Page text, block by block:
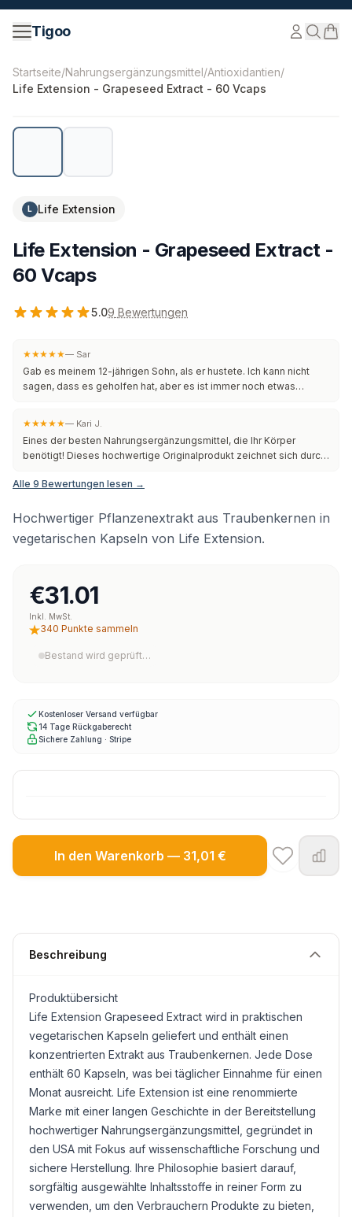
Zum Inhalt springen
Tigoo
©2026Nutri Nordic AB.Alle Rechte vorbehalten.
Startseite/Nahrungsergänzungsmittel/Antioxidantien/
Life Extension - Grapeseed Extract - 60 Vcaps
L Life Extension
Life Extension - Grapeseed Extract -
60 Vcaps
5.09 Bewertungen
★★★★★— Sar
Gab es meinem 12-jährigen Sohn, als er hustete. Ich kann nicht
sagen, dass es geholfen hat, aber es ist immer noch etwas
★★★★★— Kari J.
Eines der besten Nahrungsergänzungsmittel, die Ihr Körper
benötigt! Dieses hochwertige Originalprodukt zeichnet sich durch
spürbare Vorteile aus. Der Geschmack ist im Vergleich zu anderen
Gebrauch. Alle iHerb-Produkte sind 100 % authentisch – ich
Alle 9 Bewertungen lesen →
Hochwertiger Pflanzenextrakt aus Traubenkernen in
vegetarischen Kapseln von Life Extension.
€31.01
Inkl. MwSt.
340 Punkte sammeln
Bestand wird geprüft…
Kostenloser Versand verfügbar
14 Tage Rückgaberecht
Sichere Zahlung · Stripe
In den Warenkorb — 31,01 €
Beschreibung
Produktübersicht
Life Extension Grapeseed Extract wird in praktischen
vegetarischen Kapseln geliefert und enthält einen
konzentrierten Extrakt aus Traubenkernen. Jede Dose
enthält 60 Kapseln, was bei täglicher Einnahme für einen
Monat ausreicht. Life Extension ist eine renommierte
Marke mit einer langen Geschichte in der Bereitstellung
hochwertiger Nahrungsergänzungsmittel, gegründet in
den USA mit Fokus auf wissenschaftliche Forschung und
sichere Herstellung. Ihre Philosophie basiert darauf,
sorgfältig ausgewählte Inhaltsstoffe in reiner Form zu
verwenden, um den Verbrauchern Produkte zu bieten,